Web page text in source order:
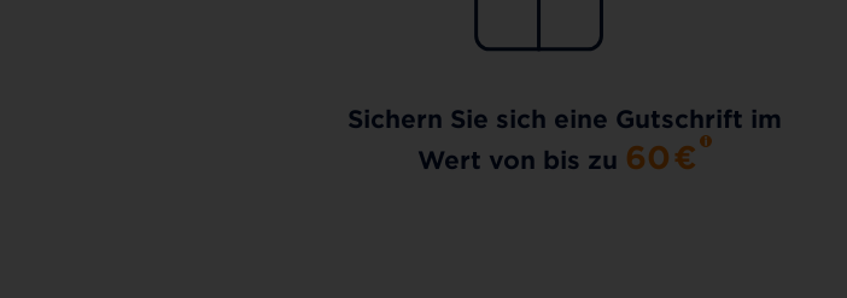
Sichern Sie sich eine Gutschrift im
Wert von bis zu 60€